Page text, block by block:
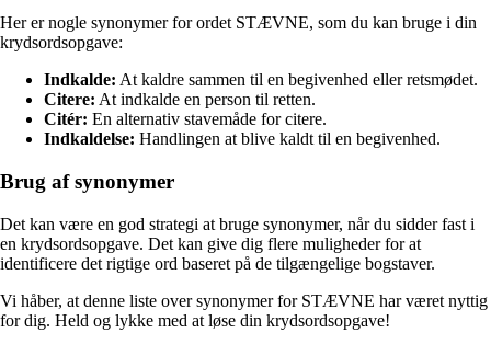
Her er nogle synonymer for ordet STÆVNE, som du kan bruge i din
krydsordsopgave:
Indkalde: At kaldre sammen til en begivenhed eller retsmødet.
Citere: At indkalde en person til retten.
Citér: En alternativ stavemåde for citere.
Indkaldelse: Handlingen at blive kaldt til en begivenhed.
Brug af synonymer
Det kan være en god strategi at bruge synonymer, når du sidder fast i
en krydsordsopgave. Det kan give dig flere muligheder for at
identificere det rigtige ord baseret på de tilgængelige bogstaver.
Vi håber, at denne liste over synonymer for STÆVNE har været nyttig
for dig. Held og lykke med at løse din krydsordsopgave!